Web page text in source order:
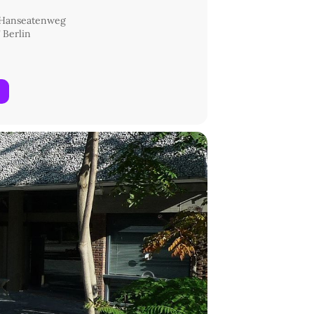
(freier Produzent) und die
Anna-Sophia Lumpe
der Berliner Senatsverwaltung für
Berlin